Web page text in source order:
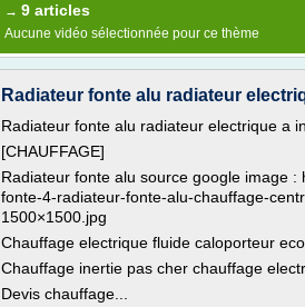
→ 9 articles
Aucune vidéo sélectionnée pour ce thème
Radiateur fonte alu radiateur
Radiateur fonte alu radiateur electrique a
[CHAUFFAGE]
Radiateur fonte alu source google image
fonte-4-radiateur-fonte-alu-chauffage-
1500×1500.jpg
Chauffage electrique fluide caloporteur
Chauffage inertie pas cher chauffage
Devis chauffage...